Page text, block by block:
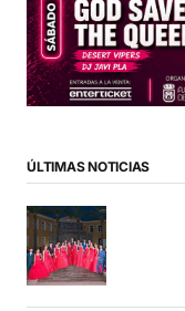
ÚLTIMAS NOTICIAS